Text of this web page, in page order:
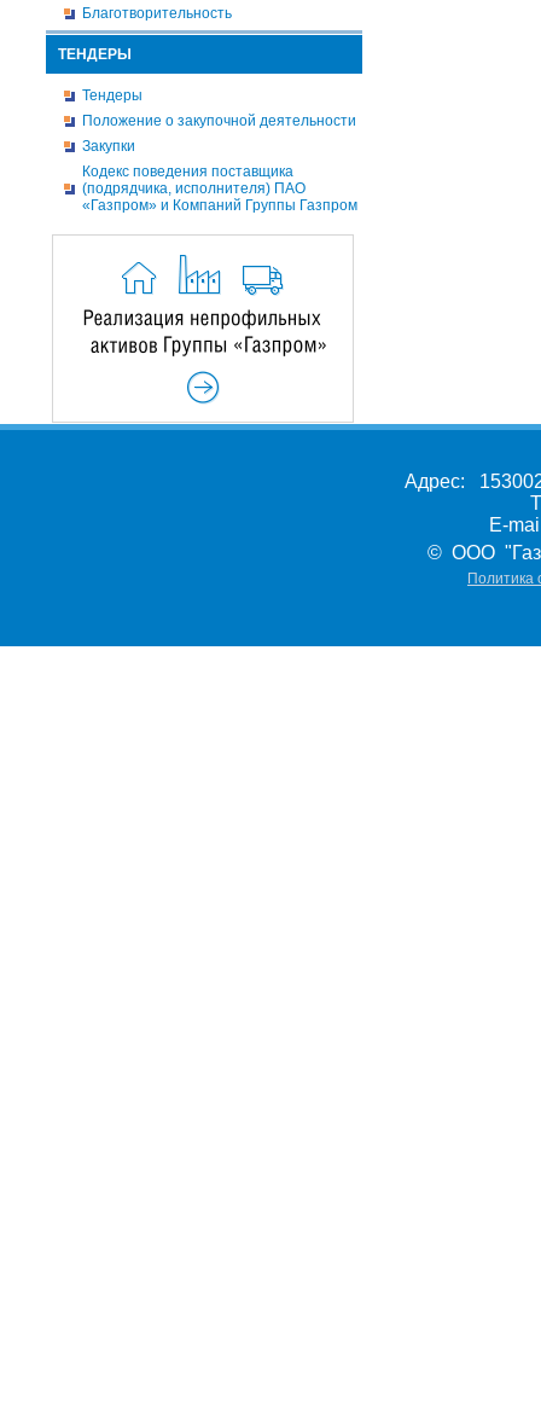
Благотворительность
ТЕНДЕРЫ
Тендеры
Положение о закупочной деятельности
Закупки
Кодекс поведения поставщика
(подрядчика, исполнителя) ПАО
«Газпром» и Компаний Группы Газпром
Адрес:
E-
© ООО
Политика